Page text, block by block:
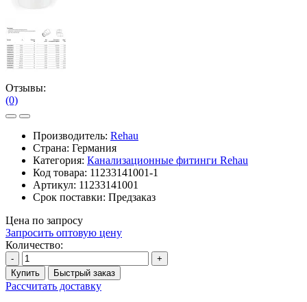
Отзывы:
(0)
Производитель: Rehau
Страна: Германия
Категория: Канализационные фитинги Rehau
Код товара: 11233141001-1
Артикул: 11233141001
Срок поставки: Предзаказ
Цена по запросу
Запросить оптовую цену
Количество:
-
+
Купить
Быстрый заказ
Рассчитать доставку